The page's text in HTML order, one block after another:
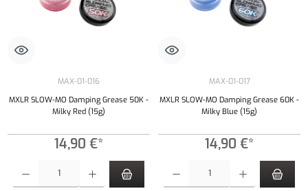
MAX-01-016
MXLR SLOW-MO Damping Grease 50K -
Milky Red (15g)
14,90 €*
MAX-01-017
MXLR SLOW-MO Damping Grease 60K -
Milky Blue (15g)
14,90 €*